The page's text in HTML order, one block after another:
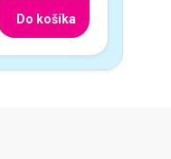
Do košíka